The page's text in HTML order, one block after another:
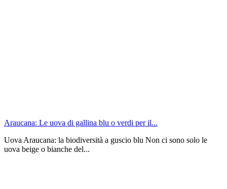
Araucana: Le uova di gallina blu o verdi per il...
Uova Araucana: la biodiversità a guscio blu Non ci sono solo le
uova beige o bianche del...